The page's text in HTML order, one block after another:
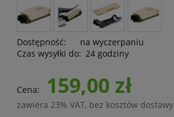
Dostępność:
na wyczerpaniu
Czas wysyłki do: 24 godziny
Cena: 159,00 zł
zawiera 23% VAT, bez kosztów dostawy